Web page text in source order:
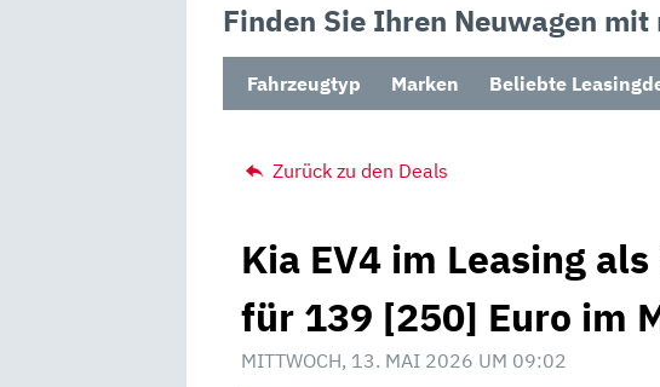
Finden Sie Ihren Neuwagen
Fahrzeugtyp Marken Beliebte
Zurück zu den Deals
Kia EV4 im Leasing
für 139 [250] Euro im
MITTWOCH, 13. MAI 2026 UM 09:02